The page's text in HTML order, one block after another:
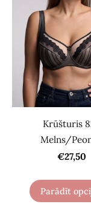
Krūšturis
Melns/
€27,50
Parādīt